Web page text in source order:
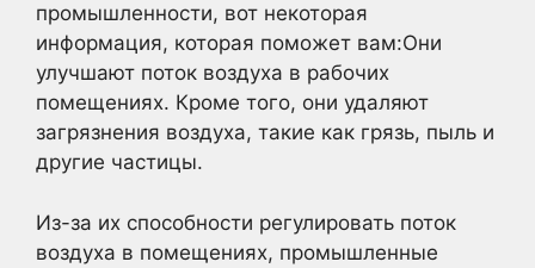
промышленности, вот некоторая
информация, которая поможет вам:Они
улучшают поток воздуха в рабочих
помещениях. Кроме того, они удаляют
загрязнения воздуха, такие как грязь, пыль и
другие частицы.
Из-за их способности регулировать поток
воздуха в помещениях, промышленные